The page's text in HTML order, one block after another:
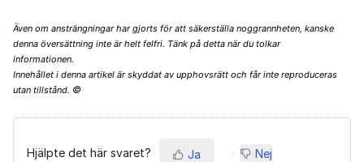
Även om ansträngningar har gjorts för att säkerställa noggrannheten, kanske
denna översättning inte är helt felfri. Tänk på detta när du tolkar
informationen.
Innehållet i denna artikel är skyddat av upphovsrätt och får inte reproduceras
utan tillstånd. ©
Hjälpte det här svaret? Ja Nej